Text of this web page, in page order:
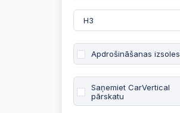
Apdrošināšanas izsoles
Saņemiet CarVertical
pārskatu